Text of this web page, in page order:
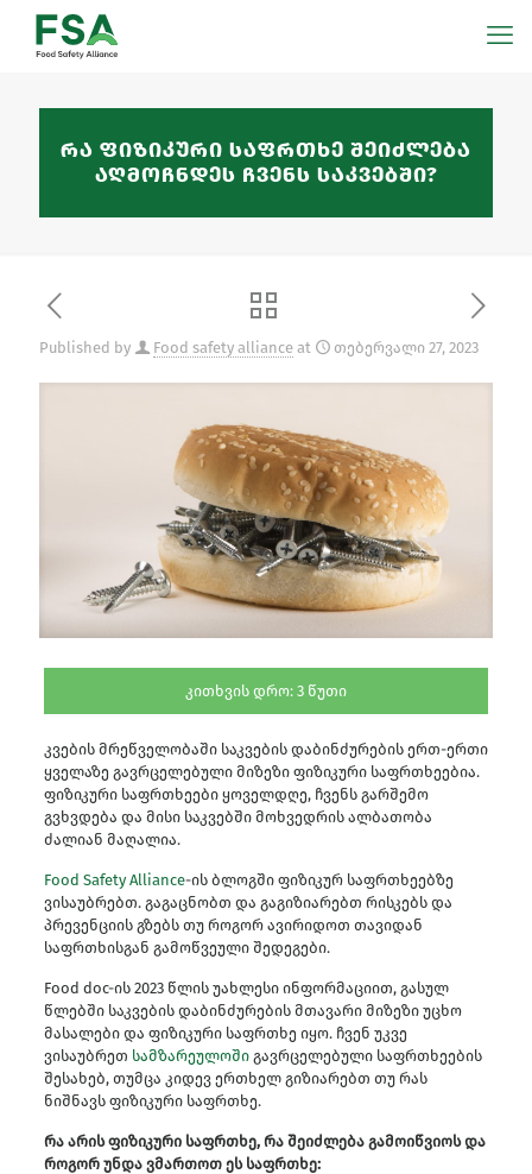
რა ფიზიკური საფრთხე შეიძლება
აღმოჩნდეს ჩვენს საკვებში?
Published by Food safety alliance at თებერვალი 27, 2023
კითხვის დრო: 3 წუთი
კვების მრეწველობაში საკვების დაბინძურების ერთ-ერთი
ყველაზე გავრცელებული მიზეზი ფიზიკური საფრთხეებია.
ფიზიკური საფრთხეები ყოველდღე, ჩვენს გარშემო
გვხვდება და მისი საკვებში მოხვედრის ალბათობა
ძალიან მაღალია.
Food Safety Alliance-ის ბლოგში ფიზიკურ საფრთხეებზე
ვისაუბრებთ. გაგაცნობთ და გაგიზიარებთ რისკებს და
პრევენციის გზებს თუ როგორ ავირიდოთ თავიდან
საფრთხისგან გამოწვეული შედეგები.
Food doc-ის 2023 წლის უახლესი ინფორმაციით, გასულ
წლებში საკვების დაბინძურების მთავარი მიზეზი უცხო
მასალები და ფიზიკური საფრთხე იყო. ჩვენ უკვე
ვისაუბრეთ სამზარეულოშიგავრცელებული საფრთხეების
შესახებ, თუმცა კიდევ ერთხელ გიზიარებთ თუ რას
ნიშნავს ფიზიკური საფრთხე.
რა არის ფიზიკური საფრთხე, რა შეიძლება გამოიწვიოს და
როგორ უნდა ვმართოთ ეს საფრთხე: